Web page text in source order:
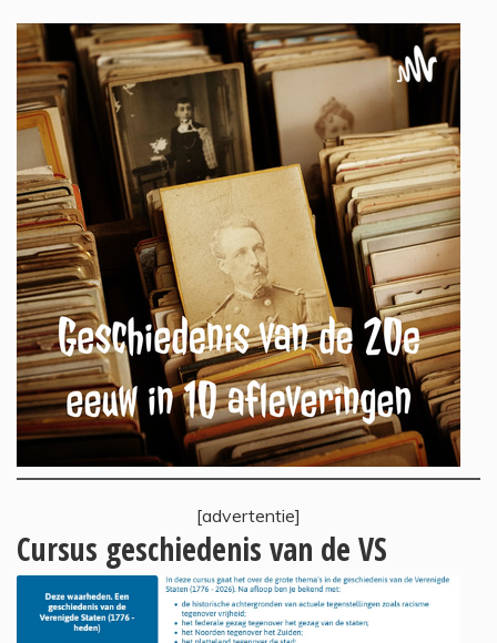
[advertentie]
Cursus geschiedenis van de VS